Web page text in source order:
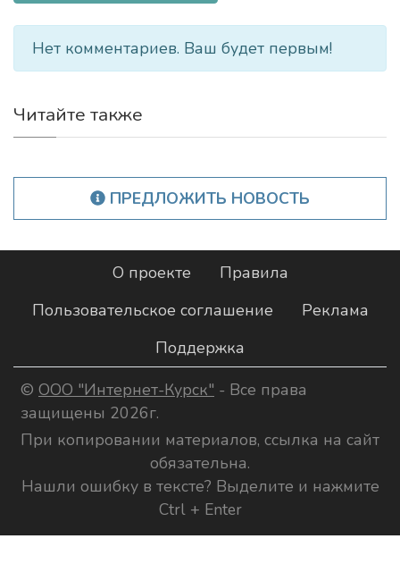
Нет комментариев. Ваш будет первым!
Читайте также
ПРЕДЛОЖИТЬ НОВОСТЬ
О проекте
Правила
Пользовательское соглашение
Реклама
Поддержка
© ООО "Интернет-Курск" - Все права
защищены 2026г.
При копировании материалов, ссылка на сайт
обязательна.
Нашли ошибку в тексте? Выделите и нажмите
Ctrl + Enter